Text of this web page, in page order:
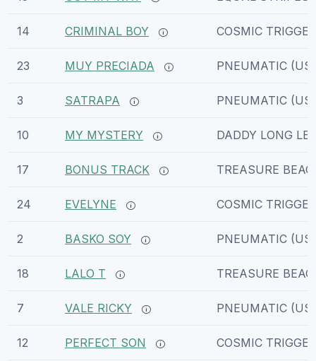
14 CRIMINAL BOY COSMIC TRIGGER
23 MUY PRECIADA PNEUMATIC
3 SATRAPA PNEUMATIC
10 MY MYSTERY DADDY LONG
17 BONUS TRACK TREASURE
24 EVELYNE COSMIC TRIGGER
2 BASKO SOY PNEUMATIC
18 LALO T TREASURE
7 VALE RICKY PNEUMATIC
12 PERFECT SON COSMIC TRIGGER